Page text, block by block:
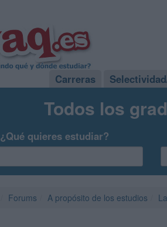
Carreras
Todos los
¿Qué quieres estudiar?
Forums A propósito de los estudios